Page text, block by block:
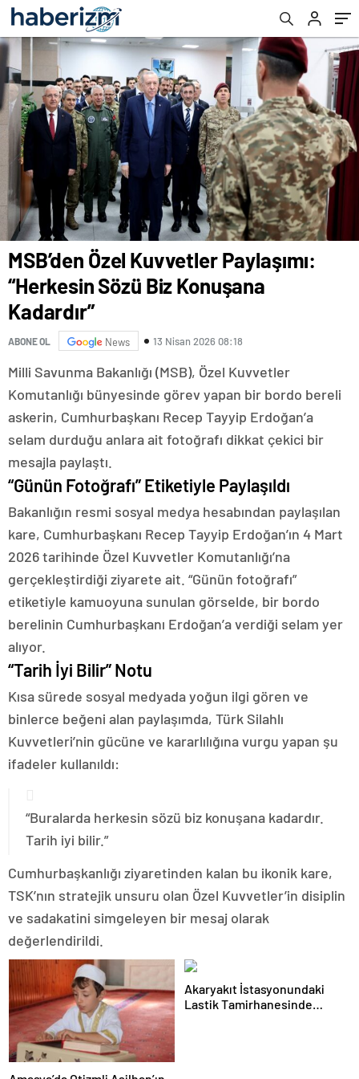
MSB’den Özel Kuvvetler Paylaşımı:
“Herkesin Sözü Biz Konuşana
Kadardır”
ABONE OL News 13 Nisan 2026 08:18
Milli Savunma Bakanlığı (MSB), Özel Kuvvetler
Komutanlığı bünyesinde görev yapan bir bordo bereli
askerin, Cumhurbaşkanı Recep Tayyip Erdoğan’a
selam durduğu anlara ait fotoğrafı dikkat çekici bir
mesajla paylaştı.
“Günün Fotoğrafı” Etiketiyle Paylaşıldı
Bakanlığın resmi sosyal medya hesabından paylaşılan
kare, Cumhurbaşkanı Recep Tayyip Erdoğan’ın 4 Mart
2026 tarihinde Özel Kuvvetler Komutanlığı’na
gerçekleştirdiği ziyarete ait. “Günün fotoğrafı”
etiketiyle kamuoyuna sunulan görselde, bir bordo
berelinin Cumhurbaşkanı Erdoğan’a verdiği selam yer
alıyor.
“Tarih İyi Bilir” Notu
Kısa sürede sosyal medyada yoğun ilgi gören ve
binlerce beğeni alan paylaşımda, Türk Silahlı
Kuvvetleri’nin gücüne ve kararlılığına vurgu yapan şu
ifadeler kullanıldı:
“Buralarda herkesin sözü biz konuşana kadardır.
Tarih iyi bilir.”
Cumhurbaşkanlığı ziyaretinden kalan bu ikonik kare,
TSK’nın stratejik unsuru olan Özel Kuvvetler’in disiplin
ve sadakatini simgeleyen bir mesaj olarak
değerlendirildi.
Akaryakıt İstasyonundaki
Lastik Tamirhanesinde